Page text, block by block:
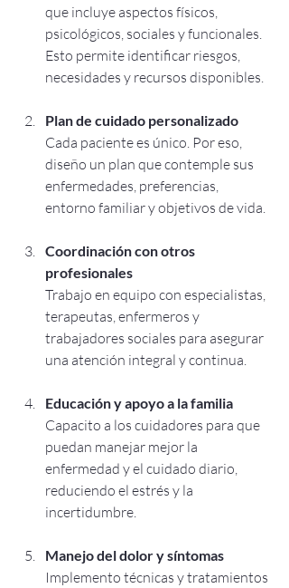
que incluye aspectos físicos,
psicológicos, sociales y funcionales.
Esto permite identificar riesgos,
necesidades y recursos disponibles.
Plan de cuidado personalizado
Cada paciente es único. Por eso,
diseño un plan que contemple sus
enfermedades, preferencias,
entorno familiar y objetivos de vida.
Coordinación con otros
profesionales
Trabajo en equipo con especialistas,
terapeutas, enfermeros y
trabajadores sociales para asegurar
una atención integral y continua.
Educación y apoyo a la familia
Capacito a los cuidadores para que
puedan manejar mejor la
enfermedad y el cuidado diario,
reduciendo el estrés y la
incertidumbre.
Manejo del dolor y síntomas
Implemento técnicas y tratamientos